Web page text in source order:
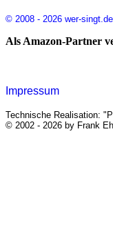
© 2008 - 2026 wer-singt.de
Als Amazon-Partner
Impressum
Technische Realisation:
© 2002 - 2026 by Frank